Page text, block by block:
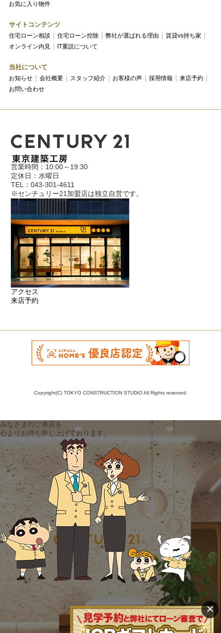
お気に入り物件
サイトコンテンツ
住宅ローン相談 住宅ローン控除 弊社が選ばれる理由
賃貸vs持ち家
オンライン内見
IT重説について
当社について
お知らせ 会社概要 スタッフ紹介 お客様の声 採用情報
来店予約
お問い合わせ
営業時間：10:00～19:30
定休日：水曜日
TEL：043-301-4611
※センチュリー21加盟店は独立自営です。
アクセス
来店予約
Copyright(C) TOKYO CONSTRUCTION STUDIO All Rights reserved.
みなさまのご来店を
心よりお待ち申し上げております。
×